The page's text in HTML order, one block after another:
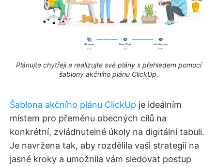
Plánujte chytřeji a realizujte své plány s přehledem pomocí
šablony akčního plánu ClickUp.
Šablona akčního plánu ClickUp je ideálním
místem pro přeměnu obecných cílů na
konkrétní, zvládnutelné úkoly na digitální tabuli.
Je navržena tak, aby rozdělila vaši strategii na
jasné kroky a umožnila vám sledovat postup